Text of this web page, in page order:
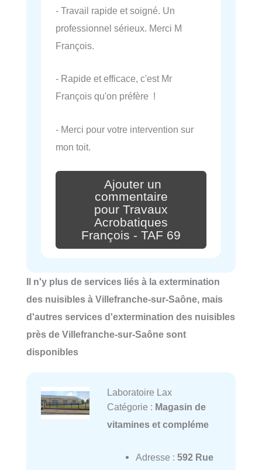
- Travail rapide et soigné. Un
professionnel sérieux. Merci M
François.
- Rapide et efficace, c'est Mr
François qu'on préfère !
- Merci pour votre intervention sur
mon toit.
Ajouter un
commentaire
pour Travaux
Acrobatiques
François - TAF 69
Il n'y plus de services liés à la extermination
des nuisibles à Villefranche-sur-Saône, mais
d'autres services d'extermination des nuisibles
près de Villefranche-sur-Saône sont
disponibles
Laboratoire Lax
Catégorie : Magasin de
vitamines et compléme
Adresse : 592 Rue